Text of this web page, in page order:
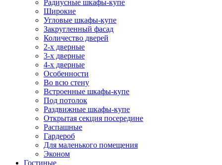
Радиусные шкафы-купе
Широкие
Угловые шкафы-купе
Закругленный фасад
Количество дверей
2-х дверные
3-х дверные
4-х дверные
Особенности
Во всю стену
Встроенные шкафы-купе
Под потолок
Раздвижные шкафы-купе
Открытая секция посередине
Распашные
Гардероб
Для маленького помещения
Эконом
Гостиные